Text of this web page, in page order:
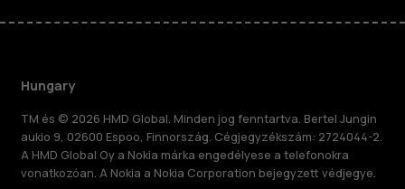
Hungary
TM és © 2026 HMD Global. Minden jog fenntartva. Bertel Jungin
aukio 9, 02600 Espoo, Finnország. Cégjegyzékszám: 2724044-2.
A HMD Global Oy a Nokia márka engedélyese a telefonokra
vonatkozóan. A Nokia a Nokia Corporation bejegyzett védjegye.